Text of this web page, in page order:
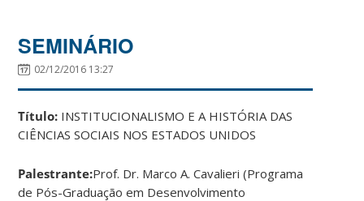
SEMINÁRIO
02/12/2016 13:27
Título: INSTITUCIONALISMO E A HISTÓRIA DAS
CIÊNCIAS SOCIAIS NOS ESTADOS UNIDOS
Palestrante:Prof. Dr. Marco A. Cavalieri (Programa
de Pós-Graduação em Desenvolvimento